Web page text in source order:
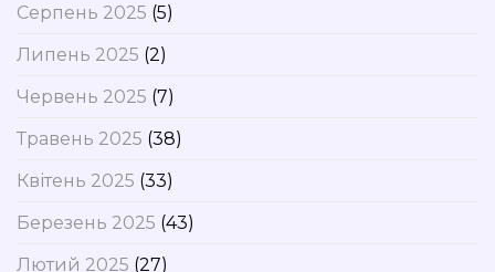
Серпень 2025 (5)
Липень 2025 (2)
Червень 2025 (7)
Травень 2025 (38)
Квітень 2025 (33)
Березень 2025 (43)
Лютий 2025 (27)